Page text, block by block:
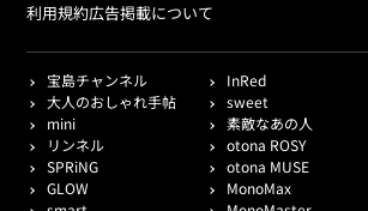
利用規約広告掲載について
宝島チャンネル
InRed
大人のおしゃれ手帖
sweet
mini
素敵なあの人
リンネル
otona ROSY
SPRiNG
otona MUSE
GLOW
MonoMax